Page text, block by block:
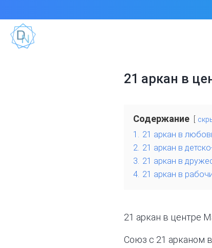
21 аркан в
Содержание
1. 21 аркан в
2. 21 аркан в
3. 21 аркан в
4. 21 аркан в
21 аркан в центре
Союз с 21 арканом